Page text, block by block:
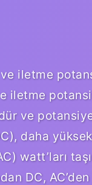
iletme
iletme
ve
daha
watt’ları
DC,